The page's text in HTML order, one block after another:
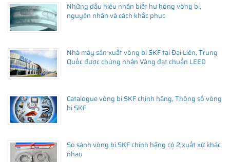
Những dấu hiệu nhận biết hư hỏng vòng bi,
nguyên nhân và cách khắc phục
Nhà máy sản xuất vòng bi SKF tại Đại Liên, Trung
Quốc được chứng nhận Vàng đạt chuẩn LEED
Catalogue vòng bi SKF chính hãng, Thông số vòng
bi SKF
So sánh vòng bi SKF chính hãng có 2 xuất xứ khác
nhau